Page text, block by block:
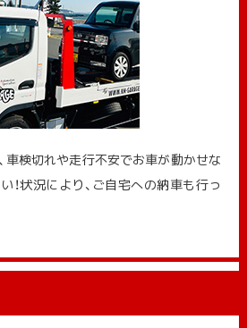
車検切れや走行不安でお車が動かせな
！状況により、ご自宅への納⾞も⾏っ